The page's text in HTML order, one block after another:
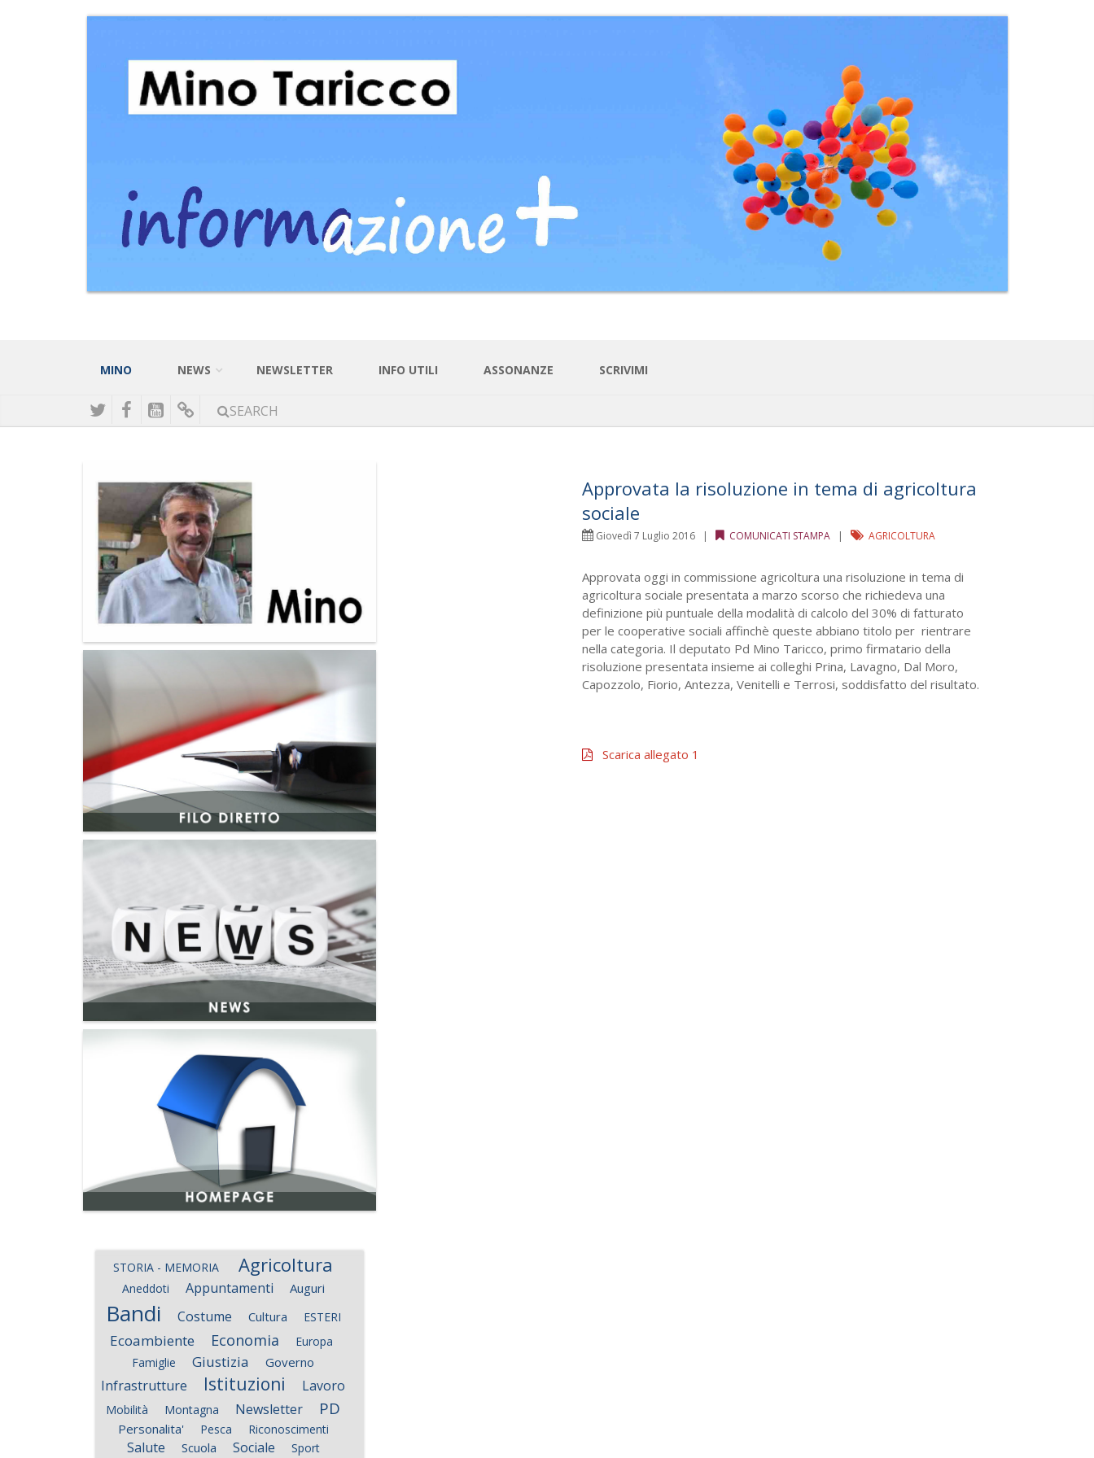
MINO NEWS NEWSLETTER INFO UTILI ASSONANZE SCRIVIMI
SEARCH
STORIA - MEMORIA Agricoltura
Aneddoti Appuntamenti Auguri
Bandi Costume Cultura ESTERI
Ecoambiente Economia
Europa
Famiglie
Giustizia Governo
Infrastrutture Istituzioni Lavoro
Mobilità Montagna Newsletter PD
Personalita' Pesca Riconoscimenti
Salute Scuola Sociale Sport
Approvata la risoluzione in tema di agricoltura
sociale
Giovedì 7 Luglio 2016 | COMUNICATI STAMPA | AGRICOLTURA
Approvata oggi in commissione agricoltura una risoluzione in tema di
agricoltura sociale presentata a marzo scorso che richiedeva una
definizione più puntuale della modalità di calcolo del 30% di fatturato
per le cooperative sociali affinchè queste abbiano titolo per rientrare
nella categoria. Il deputato Pd Mino Taricco, primo firmatario della
risoluzione presentata insieme ai colleghi Prina, Lavagno, Dal Moro,
Capozzolo, Fiorio, Antezza, Venitelli e Terrosi, soddisfatto del risultato.
Scarica allegato 1